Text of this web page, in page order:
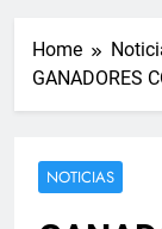
Home
GANADORES
NOTICIAS